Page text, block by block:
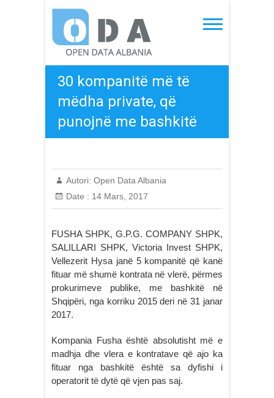
content
Open Data Albania
30 kompanitë më të
mëdha private, që
punojnë me bashkitë
Autori: Open Data Albania
Date : 14 Mars, 2017
FUSHA SHPK, G.P.G. COMPANY SHPK,
SALILLARI SHPK, Victoria Invest SHPK,
Vellezerit Hysa janë 5 kompanitë që kanë
fituar më shumë kontrata në vlerë, përmes
prokurimeve publike, me bashkitë në
Shqipëri, nga korriku 2015 deri në 31 janar
2017.
Kompania Fusha është absolutisht më e
madhja dhe vlera e kontratave që ajo ka
fituar nga bashkitë është sa dyfishi i
operatorit të dytë që vjen pas saj.